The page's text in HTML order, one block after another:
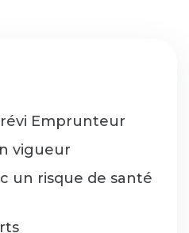
Emprunteur
vigueur
un risque de santé